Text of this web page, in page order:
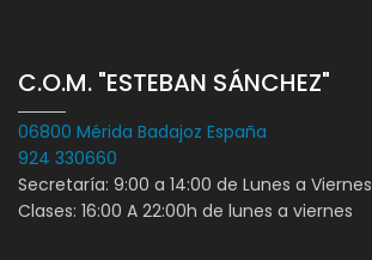
C.O.M. "ESTEBAN SÁNCHEZ"
06800 Mérida Badajoz España
924 330660
Secretaría: 9:00 a 14:00 de Lunes a Viernes
Clases: 16:00 A 22:00h de lunes a viernes